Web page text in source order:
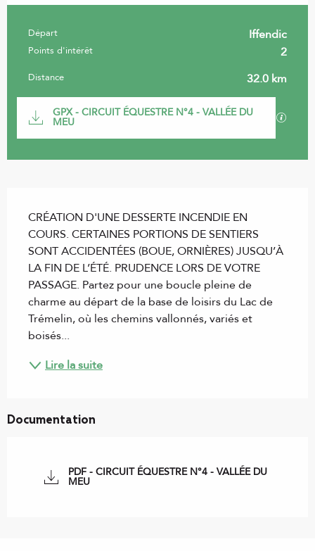
Informations pratiques
Départ Iffendic
Points d'intérêt 2
Distance 32.0 km
Documentation
GPX - CIRCUIT ÉQUESTRE N°4 - VALLÉE DU
MEU
CRÉATION D'UNE DESSERTE INCENDIE EN
COURS. CERTAINES PORTIONS DE SENTIERS
SONT ACCIDENTÉES (BOUE, ORNIÈRES) JUSQU’À
LA FIN DE L’ÉTÉ. PRUDENCE LORS DE VOTRE
PASSAGE. Partez pour une boucle pleine de
charme au départ de la base de loisirs du Lac de
Trémelin, où les chemins vallonnés, variés et
boisés...
Lire la suite
Documentation
PDF - CIRCUIT ÉQUESTRE N°4 - VALLÉE DU
MEU